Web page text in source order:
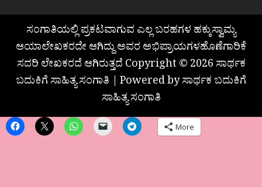
ಸಂಗಾತಿಯಲ್ಲಿ ಪ್ರಕಟವಾಗುವ ಎಲ್ಲ ಬರಹಗಳ ಹಕ್ಕುಸ್ವಾಮ್ಯ
ಆಯಾಲೇಖಕರದೇ ಆಗಿದ್ದು ಅವರ ಅಭಿಪ್ರಾಯಗಳಹೊಣೆಗಾರಿಕೆ
ಸದರಿ ಲೇಖಕರದೆ ಆಗಿರುತ್ತದೆ Copyright © 2026 ಸಾರ್ಥಕ
ಬದುಕಿಗೆ ಸಾಹಿತ್ಯ ಸಂಗಾತಿ | Powered by ಸಾರ್ಥಕ ಬದುಕಿಗೆ
ಸಾಹಿತ್ಯ ಸಂಗಾತಿ
More